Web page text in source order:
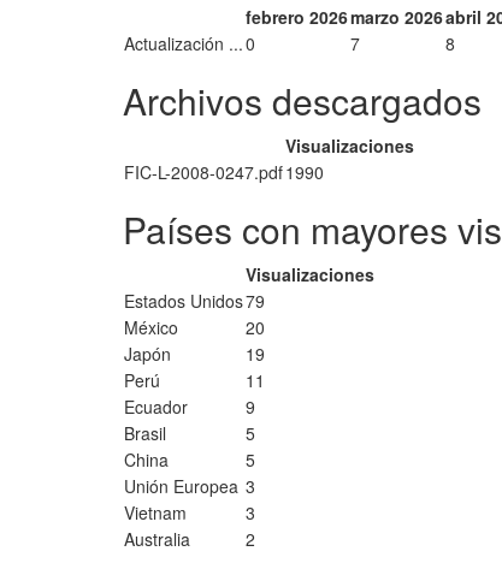
febrero 2026marzo 2026abril
Actualización ...0 7 8
Archivos descargados
Visualizaciones
FIC-L-2008-0247.pdf1990
Países con mayores
Visualizaciones
Estados Unidos79
México
20
Japón
19
Perú
11
Ecuador
9
Brasil
5
China
5
Unión Europea 3
Vietnam
3
Australia
2